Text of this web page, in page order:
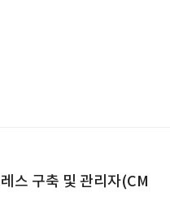
스 구축 및 관리자(CM